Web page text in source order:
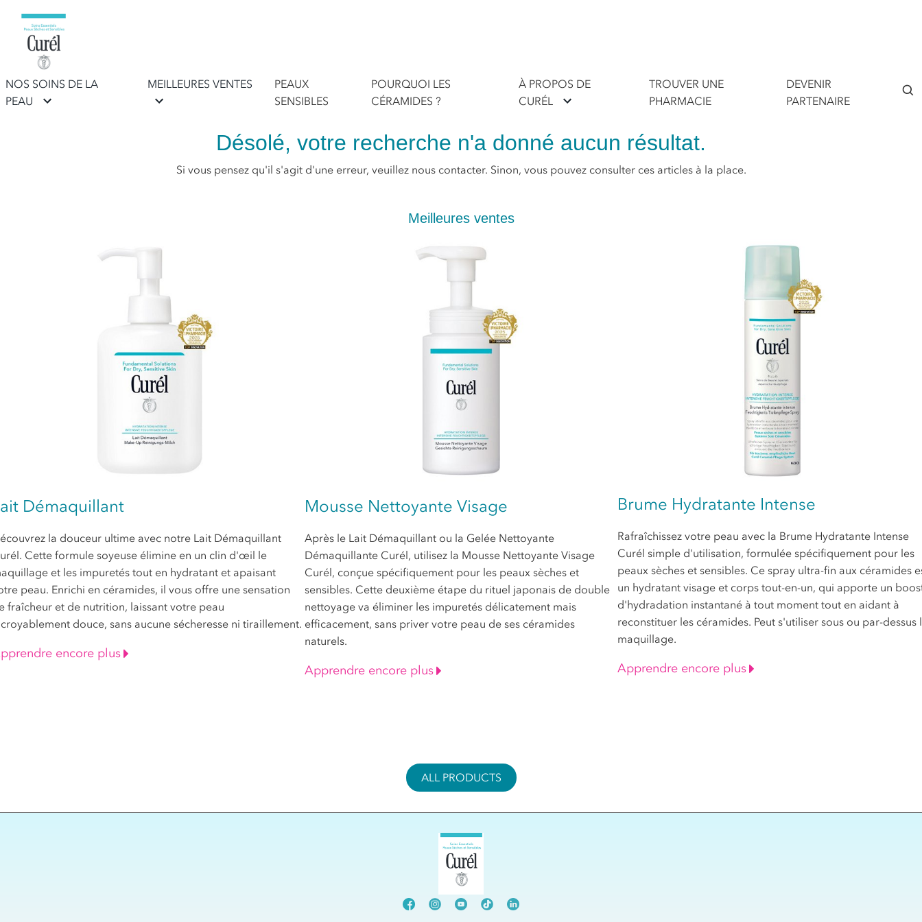
NOS SOINS DE LA
PEAU
MEILLEURES VENTES
PEAUX
SENSIBLES
POURQUOI LES
CÉRAMIDES ?
À PROPOS DE
CURÉL
TROUVER UNE
PHARMACIE
DEVENIR
PARTENAIRE
Désolé, votre recherche n'a donné aucun résultat.
Si vous pensez qu'il s'agit d'une erreur, veuillez nous contacter. Sinon, vous pouvez consulter ces articles à la place.
Meilleures ventes
Démaquillant
la douceur ultime avec notre Lait Démaquillant
Cette formule soyeuse élimine en un clin d'œil le
et les impuretés tout en hydratant et apaisant
peau. Enrichi en céramides, il vous offre une sensation
fraîcheur et de nutrition, laissant votre peau
douce, sans aucune sécheresse ni tiraillement.
encore plus
Mousse Nettoyante Visage
Après le Lait Démaquillant ou la Gelée Nettoyante
Démaquillante Curél, utilisez la Mousse Nettoyante Visage
Curél, conçue spécifiquement pour les peaux sèches et
sensibles. Cette deuxième étape du rituel japonais de double
nettoyage va éliminer les impuretés délicatement mais
efficacement, sans priver votre peau de ses céramides
naturels.
Apprendre encore plus
Brume Hydratante Intense
Rafraîchissez votre peau avec la Brume Hydratante Intense
Curél simple d'utilisation, formulée spécifiquement pour les
peaux sèches et sensibles. Ce spray ultra-fin aux céramides
un hydratant visage et corps tout-en-un, qui apporte un
d'hydradation instantané à tout moment tout en aidant à
reconstituer les céramides. Peut s'utiliser sous ou par-dessus
maquillage.
Apprendre encore plus
ALL PRODUCTS